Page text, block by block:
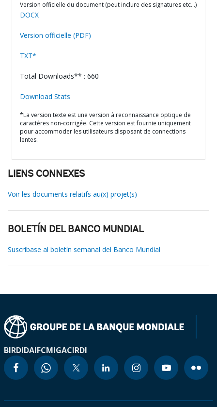
Version officielle du document (peut inclure des signatures etc…)
DOCX
Version officielle (PDF)
TXT*
Total Downloads** : 660
Download Stats
*La version texte est une version à reconnaissance optique de
caractères non-corrigée. Cette version est fournie uniquement
pour accommoder les utilisateurs disposant de connections
lentes.
LIENS CONNEXES
Voir les documents relatifs au(x) projet(s)
BOLETÍN DEL BANCO MUNDIAL
Suscríbase al boletín semanal del Banco Mundial
BIRDIDAIFCMIGACIRDI